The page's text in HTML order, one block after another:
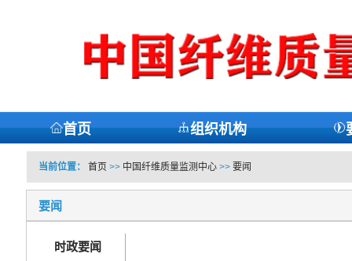
首页 组织机构
当前位置： 首页 >> 中国纤维质量监测中心>> 要闻
要闻
时政要闻